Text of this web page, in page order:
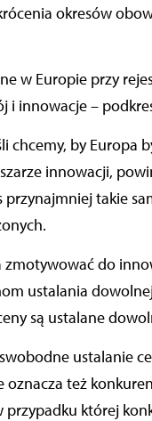
okresów
w Europie przy
i innowacje –
chcemy, by Europa
innowacji,
takie
zmotywować do
ustalania
są ustalane
ustalanie
oznacza też
przypadku której